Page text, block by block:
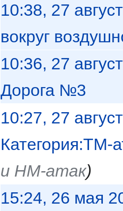
10:38, 27
вокруг
10:36, 27
Дорога №3
10:27, 27
Категория:ТМ-
и НМ-атак
15:24, 26 мая